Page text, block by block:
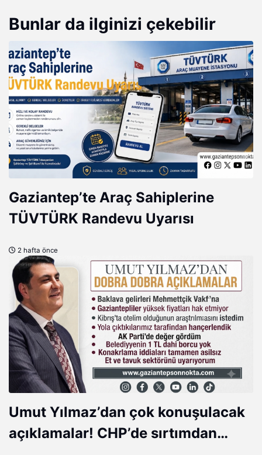
Bunlar da ilginizi çekebilir
Gaziantep’te Araç Sahiplerine
TÜVTÜRK Randevu Uyarısı
2 hafta önce
Umut Yılmaz’dan çok konuşulacak
açıklamalar! CHP’de sırtımdan